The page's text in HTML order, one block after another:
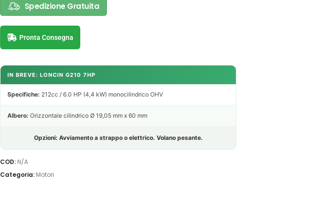
Spedizione Gratuita
Pronta Consegna
IN BREVE: LONCIN G210 7HP
Specifiche: 212cc / 6.0 HP (4,4 kW) monocilindrico OHV
Albero: Orizzontale cilindrico Ø 19,05 mm x 60 mm
Opzioni: Avviamento a strappo o elettrico. Volano pesante.
COD: N/A
Categoria: Motori